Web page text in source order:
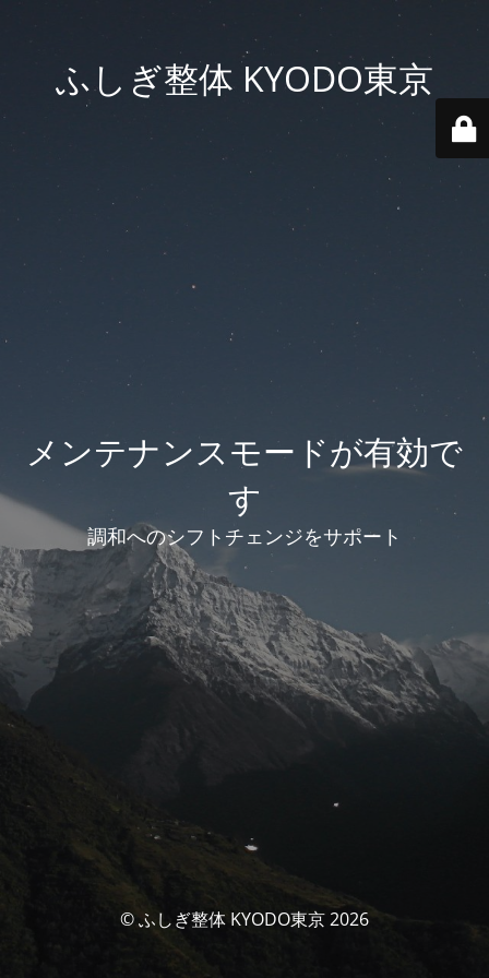
ふしぎ整体 KYODO東京
メンテナンスモードが有効で
す
調和へのシフトチェンジをサポート
© ふしぎ整体 KYODO東京 2026